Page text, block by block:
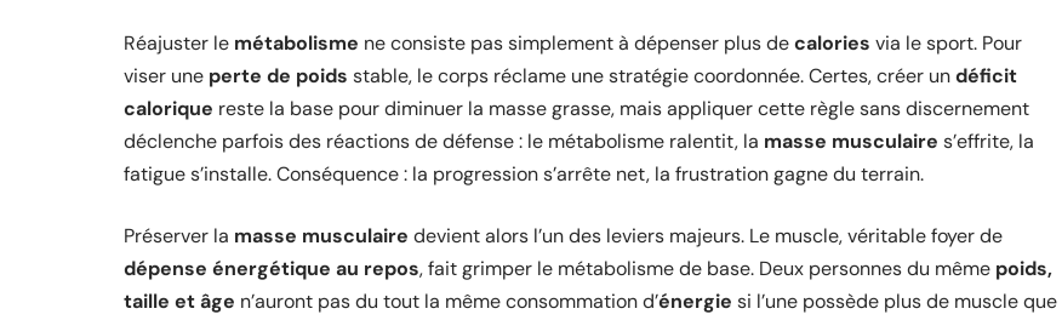
Réajuster le métabolisme ne consiste pas simplement à dépenser plus decalories via le sport. Pour
viser une perte de poids stable, le corps réclame une stratégie coordonnée. Certes, créer undéficit
calorique reste la base pour diminuer la masse grasse, mais appliquer cette règle sans discernement
déclenche parfois des réactions de défense : le métabolisme ralentit, la masse musculaire s’effrite, la
fatigue s’installe. Conséquence : la progression s’arrête net, la frustration gagne du terrain.
Préserver la masse musculaire devient alors l’un des leviers majeurs. Le muscle, véritable foyer de
dépense énergétique au repos, fait grimper le métabolisme de base. Deux personnes du même poids,
taille et âge n’auront pas du tout la même consommation d’énergie si l’une possède plus de muscle que